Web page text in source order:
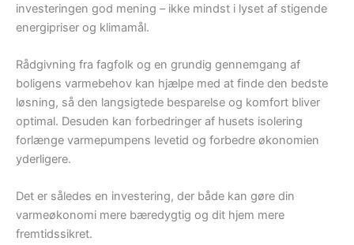
investeringen god mening – ikke mindst i lyset af stigende
energipriser og klimamål.
Rådgivning fra fagfolk og en grundig gennemgang af
boligens varmebehov kan hjælpe med at finde den bedste
løsning, så den langsigtede besparelse og komfort bliver
optimal. Desuden kan forbedringer af husets isolering
forlænge varmepumpens levetid og forbedre økonomien
yderligere.
Det er således en investering, der både kan gøre din
varmeøkonomi mere bæredygtig og dit hjem mere
fremtidssikret.